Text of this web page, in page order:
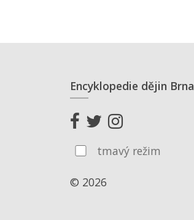
Encyklopedie dějin Brna
tmavý režim
© 2026